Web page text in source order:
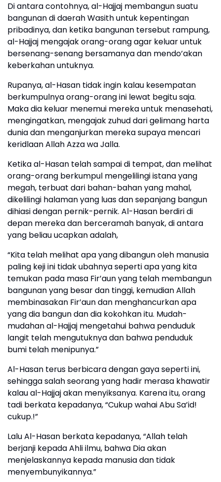
Di antara contohnya, al-Hajjaj membangun suatu
bangunan di daerah Wasith untuk kepentingan
pribadinya, dan ketika bangunan tersebut rampung,
al-Hajjaj mengajak orang-orang agar keluar untuk
bersenang-senang bersamanya dan mendo’akan
keberkahan untuknya.
Rupanya, al-Hasan tidak ingin kalau kesempatan
berkumpulnya orang-orang ini lewat begitu saja.
Maka dia keluar menemui mereka untuk menasehati,
mengingatkan, mengajak zuhud dari gelimang harta
dunia dan menganjurkan mereka supaya mencari
keridlaan Allah Azza wa Jalla.
Ketika al-Hasan telah sampai di tempat, dan melihat
orang-orang berkumpul mengelilingi istana yang
megah, terbuat dari bahan-bahan yang mahal,
dikelilingi halaman yang luas dan sepanjang bangun
dihiasi dengan pernik-pernik. Al-Hasan berdiri di
depan mereka dan berceramah banyak, di antara
yang beliau ucapkan adalah,
“Kita telah melihat apa yang dibangun oleh manusia
paling keji ini tidak ubahnya seperti apa yang kita
temukan pada masa Fir’aun yang telah membangun
bangunan yang besar dan tinggi, kemudian Allah
membinasakan Fir’aun dan menghancurkan apa
yang dia bangun dan dia kokohkan itu. Mudah-
mudahan al-Hajjaj mengetahui bahwa penduduk
langit telah mengutuknya dan bahwa penduduk
bumi telah menipunya.”
Al-Hasan terus berbicara dengan gaya seperti ini,
sehingga salah seorang yang hadir merasa khawatir
kalau al-Hajjaj akan menyiksanya. Karena itu, orang
tadi berkata kepadanya, “Cukup wahai Abu Sa’id!
cukup.!”
Lalu Al-Hasan berkata kepadanya, “Allah telah
berjanji kepada Ahli ilmu, bahwa Dia akan
menjelaskannya kepada manusia dan tidak
menyembunyikannya.”